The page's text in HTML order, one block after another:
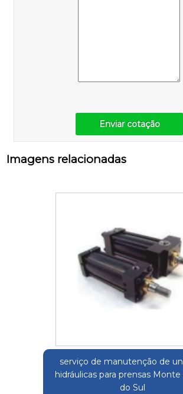
Enviar cotação
Imagens relacionadas
serviço de manutenção de
hidráulicas para prensas
do Sul